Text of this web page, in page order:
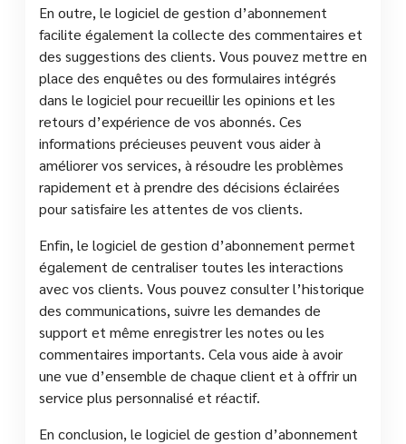
En outre, le logiciel de gestion d’abonnement
facilite également la collecte des commentaires et
des suggestions des clients. Vous pouvez mettre en
place des enquêtes ou des formulaires intégrés
dans le logiciel pour recueillir les opinions et les
retours d’expérience de vos abonnés. Ces
informations précieuses peuvent vous aider à
améliorer vos services, à résoudre les problèmes
rapidement et à prendre des décisions éclairées
pour satisfaire les attentes de vos clients.
Enfin, le logiciel de gestion d’abonnement permet
également de centraliser toutes les interactions
avec vos clients. Vous pouvez consulter l’historique
des communications, suivre les demandes de
support et même enregistrer les notes ou les
commentaires importants. Cela vous aide à avoir
une vue d’ensemble de chaque client et à offrir un
service plus personnalisé et réactif.
En conclusion, le logiciel de gestion d’abonnement